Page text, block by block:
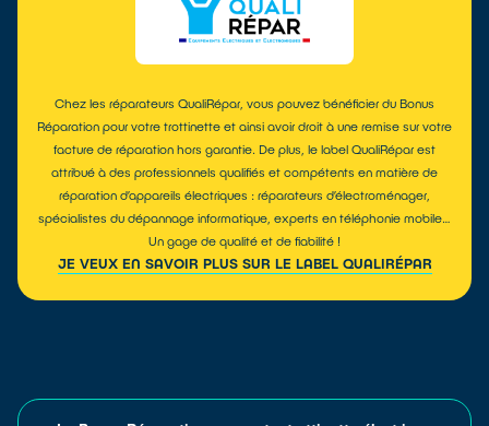
Chez les réparateurs QualiRépar, vous pouvez bénéficier du Bonus
Réparation pour votre trottinette et ainsi avoir droit à une remise sur votre
facture de réparation hors garantie. De plus, le label QualiRépar est
attribué à des professionnels qualifiés et compétents en matière de
réparation d’appareils électriques : réparateurs d’électroménager,
spécialistes du dépannage informatique, experts en téléphonie mobile…
Un gage de qualité et de fiabilité !
JE VEUX EN SAVOIR PLUS SUR LE LABEL QUALIRÉPAR